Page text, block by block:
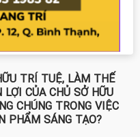
TRÍ TUỆ, LÀM THẾ
LỢI CỦA CHỦ SỞ HỮU
CHÚNG TRONG VIỆC
PHẨM SÁNG TẠO?